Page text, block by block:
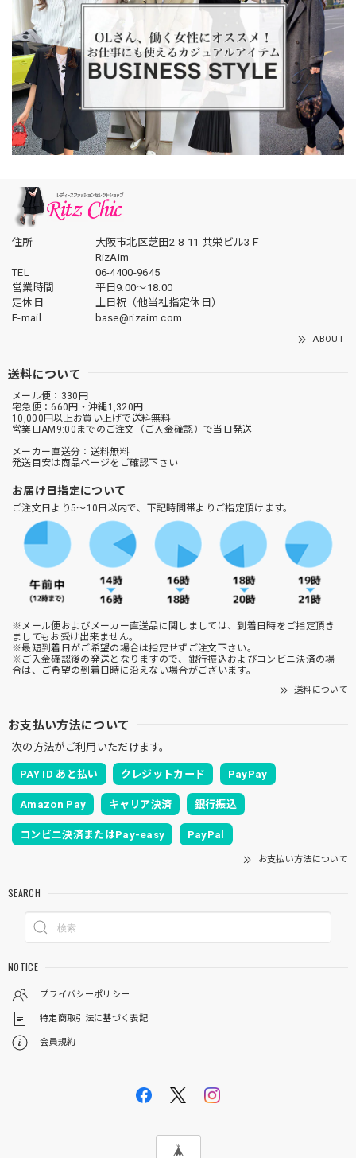
住所
大阪市北区芝田2-8-11 共栄ビル3Ｆ
RizAim
TEL
06-4400-9645
営業時間
平日9:00～18:00
定休日
土日祝（他当社指定休日）
E-mail
base@rizaim.com
ABOUT
送料について
メール便：330円
宅急便：660円・沖縄1,320円
10,000円以上お買い上げで送料無料
営業日AM9:00までのご注文（ご入金確認）で当日発送
メーカー直送分：送料無料
発送目安は商品ページをご確認下さい
お届け日指定について
ご注文日より5～10日以内で、下記時間帯よりご指定頂けます。
※メール便およびメーカー直送品に関しましては、到着日時をご指定頂き
ましてもお受け出来ません。
※最短到着日がご希望の場合は指定せずご注文下さい。
※ご入金確認後の発送となりますので、銀行振込およびコンビニ決済の場
合は、ご希望の到着日時に沿えない場合がございます。
送料について
お支払い方法について
次の方法がご利用いただけます。
PAY ID あと払い クレジットカード PayPay
Amazon Pay キャリア決済 銀行振込
コンビニ決済またはPay-easy PayPal
お支払い方法について
SEARCH
NOTICE
プライバシーポリシー
特定商取引法に基づく表記
会員規約